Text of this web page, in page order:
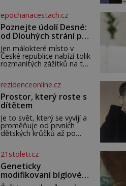
oblíbené čočky 150 g
cherry rajčátek 1 velká
červená cibule 2 lžíce
epochanacestach.cz
Poznejte údolí Desné:
od Dlouhých strání po
termální prameny
Jen málokteré místo v
České republice nabízí tolik
rozmanitých zážitků na tak
Jeseníků. Během jediného
dne můžete nahlédnout
do útrob jedné z
nejvýznamnějších vodních
elektráren v Evropě, vydat
se na horské hřebeny,
projet se na koloběžce a
Losinách nebo v termálním
rezidenceonline.cz
Prostor, který roste s
dítětem
Je to svět, který se vyvíjí a
proměňuje od prvních
dětských krůčků až po
bezpečí, kreativitu,
soustředění i odpočinek a
reaguje na každou etapu
života a specifické potřeby
21stoleti.cz
Geneticky
modifikovaní bíglové
mohou být nadějí pro